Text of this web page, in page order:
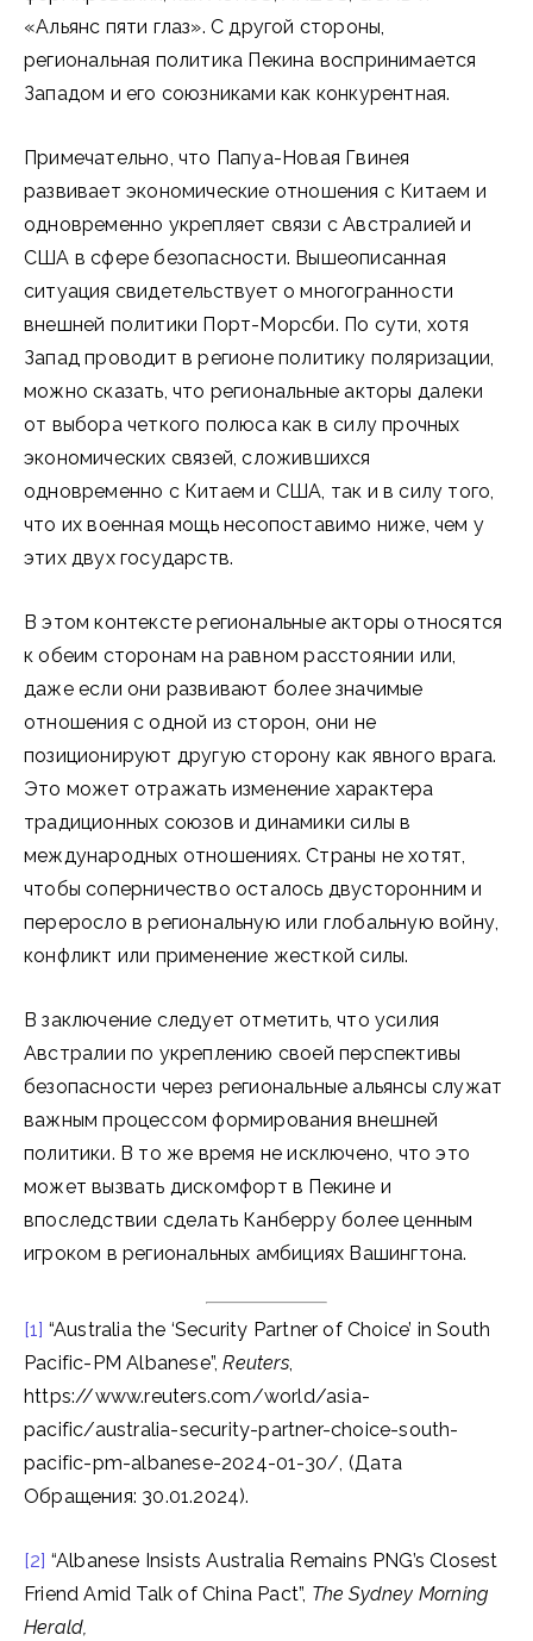
«Альянс пяти глаз». С другой стороны,
региональная политика Пекина воспринимается
Западом и его союзниками как конкурентная.
Примечательно, что Папуа-Новая Гвинея
развивает экономические отношения с Китаем и
одновременно укрепляет связи с Австралией и
США в сфере безопасности. Вышеописанная
ситуация свидетельствует о многогранности
внешней политики Порт-Морсби. По сути, хотя
Запад проводит в регионе политику поляризации,
можно сказать, что региональные акторы далеки
от выбора четкого полюса как в силу прочных
экономических связей, сложившихся
одновременно с Китаем и США, так и в силу того,
что их военная мощь несопоставимо ниже, чем у
этих двух государств.
В этом контексте региональные акторы относятся
к обеим сторонам на равном расстоянии или,
даже если они развивают более значимые
отношения с одной из сторон, они не
позиционируют другую сторону как явного врага.
Это может отражать изменение характера
традиционных союзов и динамики силы в
международных отношениях. Страны не хотят,
чтобы соперничество осталось двусторонним и
переросло в региональную или глобальную войну,
конфликт или применение жесткой силы.
В заключение следует отметить, что усилия
Австралии по укреплению своей перспективы
безопасности через региональные альянсы служат
важным процессом формирования внешней
политики. В то же время не исключено, что это
может вызвать дискомфорт в Пекине и
впоследствии сделать Канберру более ценным
игроком в региональных амбициях Вашингтона.
[1] “Australia the ‘Security Partner of Choice’ in South
Pacific-PM Albanese”,Reuters,
https://www.reuters.com/world/asia-
pacific/australia-security-partner-choice-south-
pacific-pm-albanese-2024-01-30/, (Дата
Обращения: 30.01.2024).
[2] “Albanese Insists Australia Remains PNG’s Closest
Friend Amid Talk of China Pact”, The Sydney Morning
Herald,